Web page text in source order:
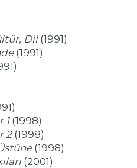
Dil(1991)
(1991)
1(1998)
2(1998)
(1998)
(2001)